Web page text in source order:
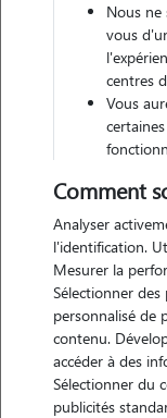
Motivation
je souhaite garder
de chien chat
et 2 malinois et un
m'occuper de vos
jeux ect
Nous ne
vous
centres
Vous
Comment
Analyser
l'identification.
Mesurer la
Sélectionner
personnalisé de
contenu.
accéder à des
Sélectionner du
publicités